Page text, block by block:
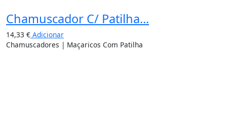
Chamuscador C/ Patilha...
14,33 € Adicionar
Chamuscadores | Maçaricos Com Patilha